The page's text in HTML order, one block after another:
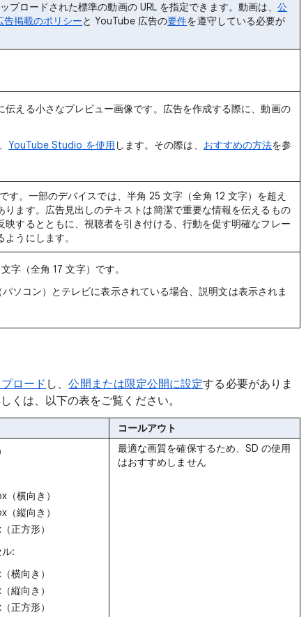
プロードされた標準の動画の URL を指定できます。動画は、公
告掲載のポリシーと YouTube 広告の要件を遵守している必要が
える小さなプレビュー画像です。広告を作成する際に、動画の
YouTube Studio を使用 します。その際は、 おすすめの方法を参
。一部のデバイスでは、半角 25 文字（全角 12 文字）を超え
ります。広告見出しのテキストは簡潔で重要な情報を伝えるもの
映するとともに、視聴者を引き付ける、行動を促す明確なフレー
うにします。
字（全角 17 文字）です。
ソコン）とテレビに表示されている場合、説明文は表示されま
ロード し、公開または限定公開に設定する必要がありま
くは、以下の表をご覧ください。
コールアウト
横向き）
縦向き）
正方形）
:
横向き）
縦向き）
正方形）
最適な画質を確保するため、SD の使用
はおすすめしません